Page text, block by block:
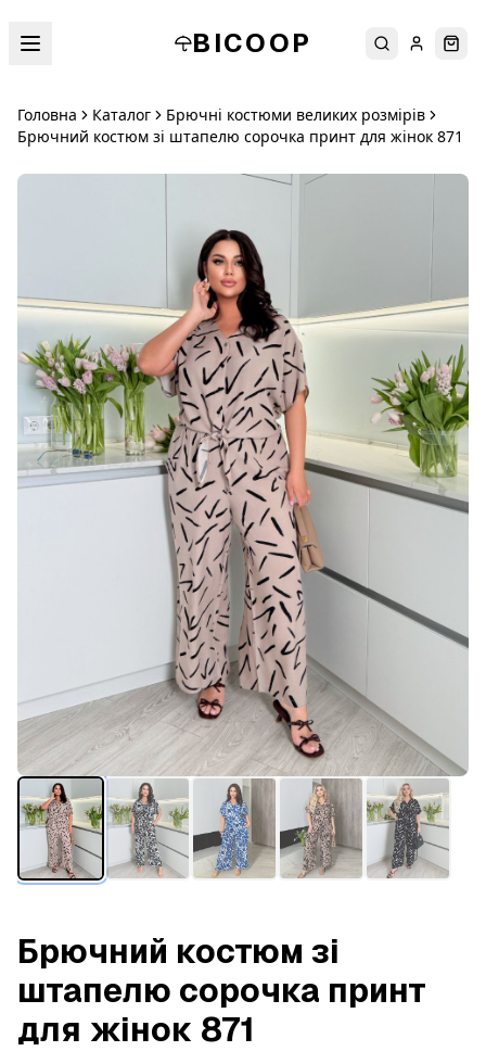
BICOOP ПошукУвійти
Головна Каталог
Брючні костюми великих розмірів
Брючний костюм зі штапелю сорочка принт для жінок 871
Брючний костюм зі
штапелю сорочка принт
для жінок 871